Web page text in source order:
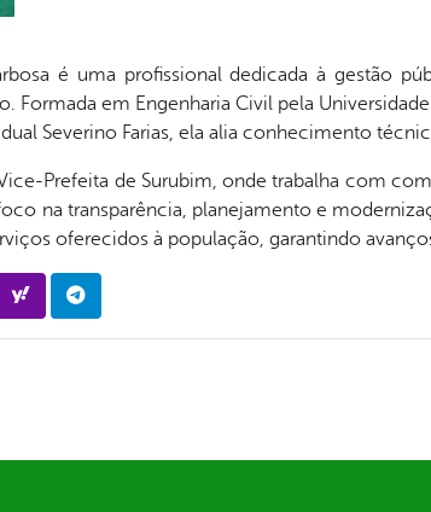
é uma profissional dedicada à gestão
Formada em Engenharia Civil pela
Severino Farias, ela alia conhecimento
Prefeita de Surubim, onde trabalha com
na transparência, planejamento e
oferecidos à população, garantindo